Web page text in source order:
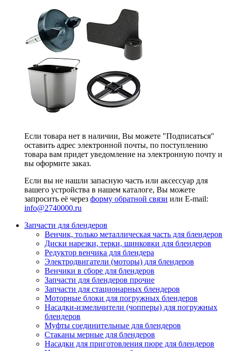
Если товара нет в наличии, Вы можете "Подписаться"
оставить адрес электронной почты, по поступлению
товара вам придет уведомление на электронную почту и
вы оформите заказ.
Если вы не нашли запасную часть или аксессуар для
вашего устройства в нашем каталоге, Вы можете
запросить её через форму обратной связи или E-mail:
info@2740000.ru
Запчасти для блендеров
Венчик, только металлическая часть для блендеров
Диски нарезки, терки, шинковки для блендеров
Редуктор венчика для блендера
Электродвигатели (моторы) для блендеров
Венчики в сборе для блендеров
Запчасти для блендеров прочие
Запчасти для стационарных блендеров
Моторные блоки для погружных блендеров
Насадки-измельчители (чопперы) для погружных
блендеров
Муфты соединительные для блендеров
Стаканы мерные для блендеров
Насадки для приготовления пюре для блендеров